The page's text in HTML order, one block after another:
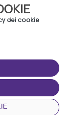
dei cookie
L'APP